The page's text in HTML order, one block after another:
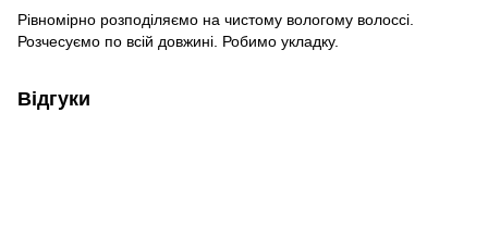
Рівномірно розподіляємо на чистому вологому волоссі.
Розчесуємо по всій довжині. Робимо укладку.
Відгуки